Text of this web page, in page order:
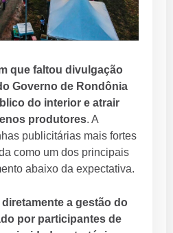
que faltou divulgação
Governo de Rondônia
do interior e atrair
produtores. A
publicitárias mais fortes
como um dos principais
abaixo da expectativa.
a gestão do
por participantes de